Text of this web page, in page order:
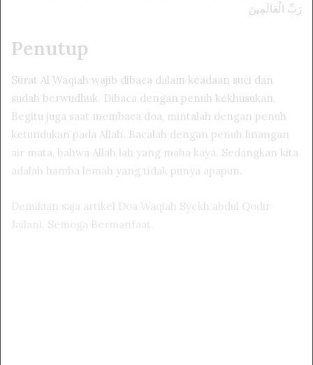
رَبِّ الْعَالَمِينَ
Penutup
Surat Al Waqiah wajib dibaca dalam keadaan suci dan
sudah berwudhuk. Dibaca dengan penuh kekhusukan.
Begitu juga saat membaca doa, mintalah dengan penuh
ketundukan pada Allah. Bacalah dengan penuh linangan
air mata, bahwa Allah lah yang maha kaya. Sedangkan kita
adalah hamba lemah yang tidak punya apapun.
Demikian saja artikel Doa Waqiah Syekh abdul Qodir
Jailani. Semoga Bermanfaat.